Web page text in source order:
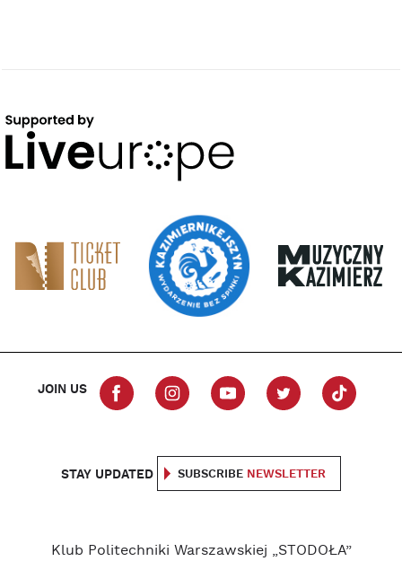
JOIN US
STAY UPDATED SUBSCRIBE NEWSLETTER
Klub Politechniki Warszawskiej „STODOŁA”